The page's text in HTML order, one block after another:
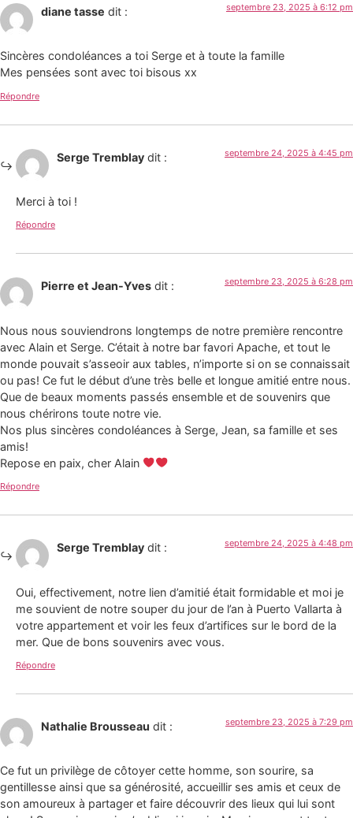
diane tasse dit : septembre 23, 2025 à 6:12 pm
Sincères condoléances a toi Serge et à toute la famille
Mes pensées sont avec toi bisous xx
Répondre
Serge Tremblay dit : septembre 24, 2025 à 4:45 pm
Merci à toi !
Répondre
Pierre et Jean-Yves dit : septembre 23, 2025 à 6:28 pm
Nous nous souviendrons longtemps de notre première rencontre
avec Alain et Serge. C’était à notre bar favori Apache, et tout le
monde pouvait s’asseoir aux tables, n’importe si on se connaissait
ou pas! Ce fut le début d’une très belle et longue amitié entre nous.
Que de beaux moments passés ensemble et de souvenirs que
nous chérirons toute notre vie.
Nos plus sincères condoléances à Serge, Jean, sa famille et ses
amis!
Repose en paix, cher Alain
Répondre
Serge Tremblay dit : septembre 24, 2025 à 4:48 pm
Oui, effectivement, notre lien d’amitié était formidable et moi je
me souvient de notre souper du jour de l’an à Puerto Vallarta à
votre appartement et voir les feux d’artifices sur le bord de la
mer. Que de bons souvenirs avec vous.
Répondre
Nathalie Brousseau dit : septembre 23, 2025 à 7:29 pm
Ce fut un privilège de côtoyer cette homme, son sourire, sa
gentillesse ainsi que sa générosité, accueillir ses amis et ceux de
son amoureux à partager et faire découvrir des lieux qui lui sont